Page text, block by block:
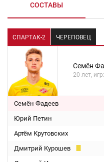
СОСТАВЫ
СПАРТАК-2 ЧЕРЕПОВЕЦ
Семён
20 лет,
Семён Фадеев
Юрий Петин
Артём Крутовских
Дмитрий Курошев